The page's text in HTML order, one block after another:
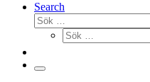
Search
Sök
Sök
Meny